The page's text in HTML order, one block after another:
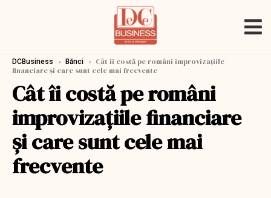
DCBusiness › Bănci › Cât îi costă pe români improvizaţiile
financiare şi care sunt cele mai frecvente
Cât îi costă pe români
improvizaţiile financiare
şi care sunt cele mai
frecvente